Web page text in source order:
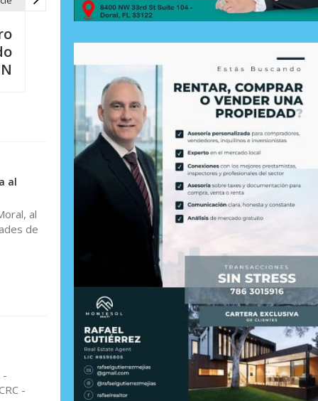
al
al
de
-
-